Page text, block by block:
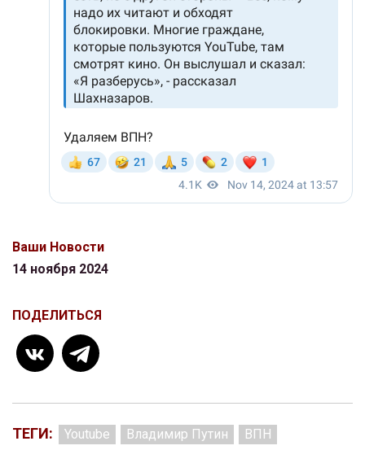
Ваши Новости
14 ноября 2024
ПОДЕЛИТЬСЯ
ТЕГИ: Youtube Владимир Путин ВПН